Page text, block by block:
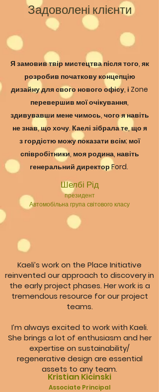
Задоволені клієнти
Шелбі Рід
президент
Автомобільна група світового класу
Я замовив твір мистецтва після того, як
розробив початкову концепцію
дизайну для свого нового офісу, і Zone
перевершив мої очікування,
здивувавши мене чимось, чого я навіть
не знав, що хочу. Каелі зібрала те, що я
з гордістю можу показати всім; мої
співробітники, моя родина, навіть
генеральний директор Ford.
Kristian Kicinski
Associate Principal
Kaeli’s work on the Place Initiative
reinvented our approach to discovery in
the early project phases. Her work is a
tremendous resource for our project
teams.
I’m always excited to work with Kaeli.
She brings a lot of enthusiasm and her
expertise on sustainability/
regenerative design are essential
assets to any team.